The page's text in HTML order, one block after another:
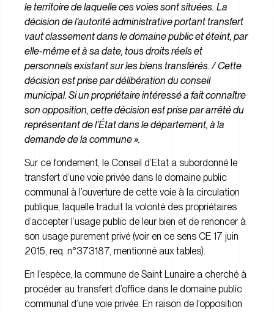
le territoire de laquelle ces voies sont situées. La
décision de l’autorité administrative portant transfert
vaut classement dans le domaine public et éteint, par
elle-même et à sa date, tous droits réels et
personnels existant sur les biens transférés. / Cette
décision est prise par délibération du conseil
municipal. Si un propriétaire intéressé a fait connaître
son opposition, cette décision est prise par arrêté du
représentant de l’État dans le département, à la
demande de la commune ».
Sur ce fondement, le Conseil d’Etat a subordonné le
transfert d’une voie privée dans le domaine public
communal à l’ouverture de cette voie à la circulation
publique, laquelle traduit la volonté des propriétaires
d’accepter l’usage public de leur bien et de renoncer à
son usage purement privé (voir en ce sens CE 17 juin
2015, req. n°373187, mentionné aux tables).
En l’espèce, la commune de Saint Lunaire a cherché à
procéder au transfert d’office dans le domaine public
communal d’une voie privée. En raison de l’opposition